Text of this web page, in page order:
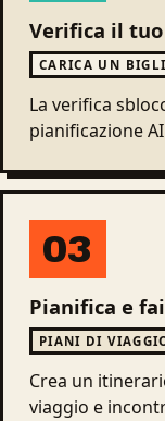
Verifica il
CARICA UN
La verifica
pianificazione
03
Pianifica e
PIANI DI
Crea un
viaggio e